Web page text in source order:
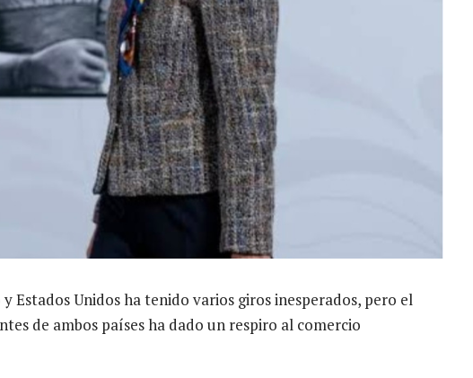
Estados Unidos ha tenido varios giros inesperados, pero el
de ambos países ha dado un respiro al comercio